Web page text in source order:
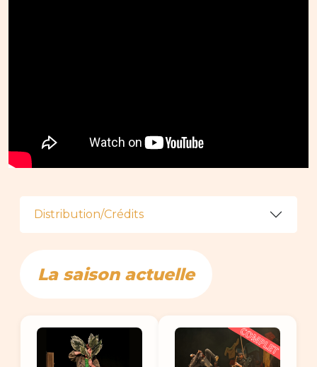
Distribution/Crédits
La saison actuelle